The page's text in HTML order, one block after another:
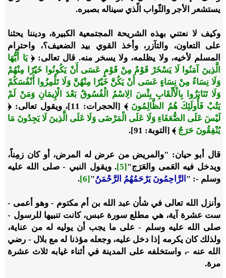
يستشعر الأجر والثّواب الّذي سيناله بصبره.
وكيف لا نعتني بهذه الشريحة المجتمعية الكبيرة، وديننا يحثنا
على التعاون، والتآزر، وأخذ القوي بيد الضعيف؟، واحترام
المسلم لأخيه، ولا يظلمه، ولا يسخر منه. قال تعالى: ﴿يَا أَيُّهَا
الَّذِينَ آمَنُوا لَا يَسْخَرْ قَوْمٌ مِنْ قَوْمٍ عَسَى أَنْ يَكُونُوا خَيْرًا مِنْهُمْ
وَلَا نِسَاءٌ مِنْ نِسَاءٍ عَسَى أَنْ يَكُنَّ خَيْرًا مِنْهُنَّ وَلَا تَلْمِزُوا أَنْفُسَكُمْ
وَلَا تَنَابَزُوا بِالْأَلْقَابِ بِئْسَ الِاسْمُ الْفُسُوقُ بَعْدَ الْإِيمَانِ وَمَنْ لَمْ
يَتُبْ فَأُولَئِكَ هُمُ الظَّالِمُونَ ﴾ [الحجرات: 11]، ويقول تعالى: ﴿
لَيْسَ عَلَى الضُّعَفَاءِ وَلَا عَلَى الْمَرْضَى وَلَا عَلَى الَّذِينَ لَا يَجِدُونَ مَا
يُنْفِقُونَ حَرَجٌ ﴾ [التوبة: 91].
قال أبو حيان: "والمريض من عرض له المرض، أو كان زمِناً،
ويدخل فيه العَمى والعَرَج"[5]
. ويقول النبي - صلى الله عليه
وسلم -: " الرَّاحِمُونَ يَرْحَمُهُمُ الرَّحْمَنُ"
[6]
.
وأنزل الله تعالى في شأن عبد الله بن أم مكتوم - وهو أعمى -
ست عشرة آية، هي مطلع سورة عبس، كانت تنبيها للرسول -
صلى الله عليه وسلم - على ما يجب أن يوليه له من عناية،
ولذلك كان يكرمه إذا دخل عليه، وجعله مؤذنا له مع بلال - رضي
الله عنه -، واستخلفه على المدينة في أثناء غيابه ثلاث عشرة
مرة.